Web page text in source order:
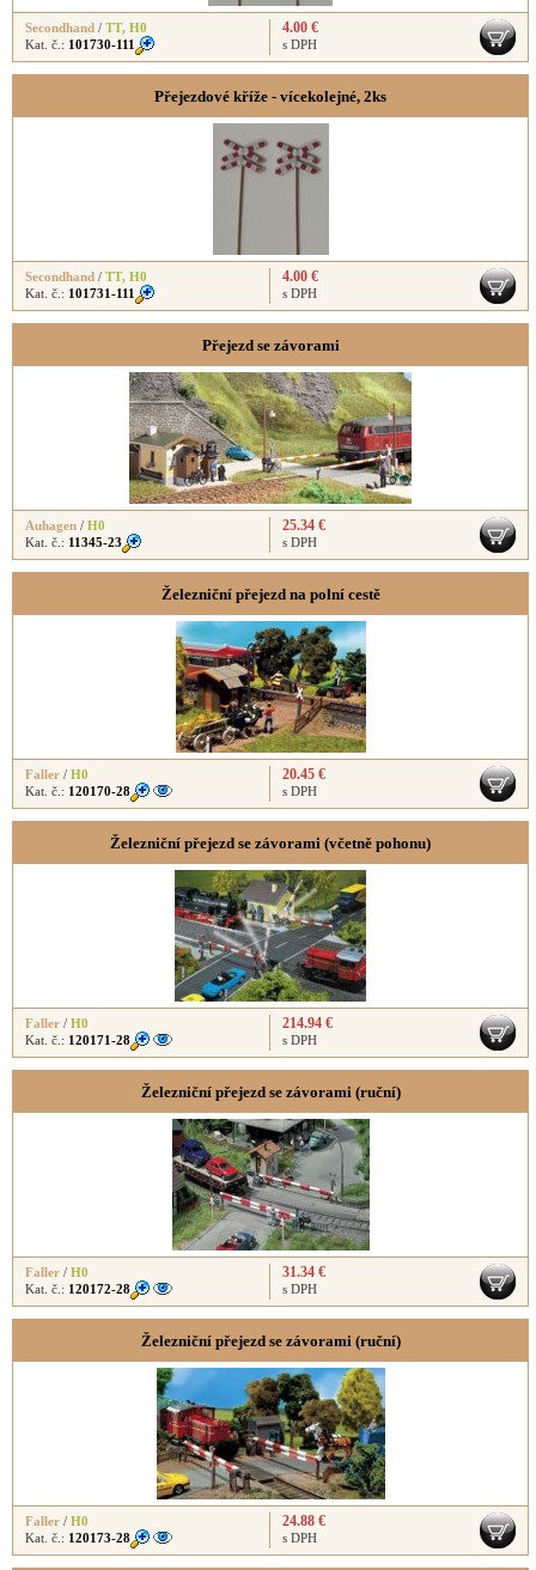
Secondhand / TT, H0
Kat. č.: 101730-111
4.00 €
s DPH
Přejezdové kříže - vícekolejné, 2ks
Secondhand / TT, H0
Kat. č.: 101731-111
4.00 €
s DPH
Přejezd se závorami
Auhagen / H0
Kat. č.: 11345-23
25.34 €
s DPH
Železniční přejezd na polní cestě
Faller / H0
Kat. č.: 120170-28
20.45 €
s DPH
Železniční přejezd se závorami (včetně pohonu)
Faller / H0
Kat. č.: 120171-28
214.94 €
s DPH
Železniční přejezd se závorami (ruční)
Faller / H0
Kat. č.: 120172-28
31.34 €
s DPH
Železniční přejezd se závorami (ruční)
Faller / H0
Kat. č.: 120173-28
24.88 €
s DPH